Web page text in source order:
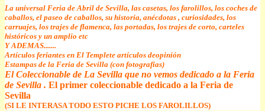
La universal Feria de Abril de Sevilla, las casetas, los farolillos, los coches de
caballos, el paseo de caballos, su historia, anécdotas , curiosidades, los
carruajes, los trajes de flamenca, las portadas, los trajes de corto, carteles
históricos y un amplio etc
Y ADEMAS.......
Artículos feriantes en El Templete artículos deopinión
Estampas de la Feria de Sevilla (con fotografias)
El Coleccionable de La Sevilla que no vemos dedicado a la Feria
de Sevilla . El primer coleccionable dedicado a la Feria de
Sevilla
(SI LE INTERASA TODO ESTO PICHE LOS FAROLILLOS)